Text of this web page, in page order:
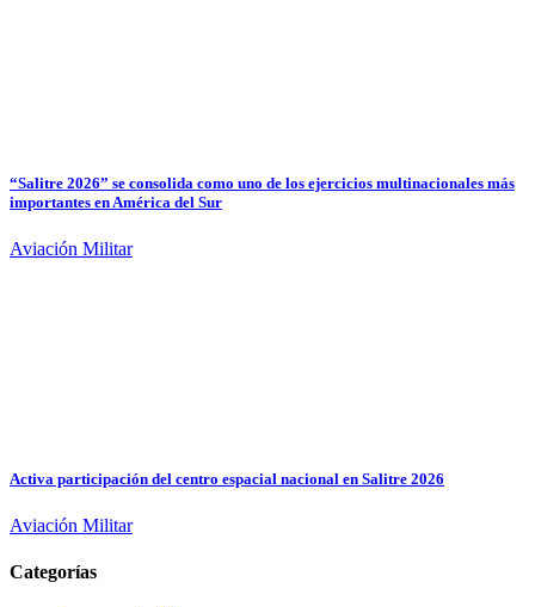
“Salitre 2026” se consolida como uno de los ejercicios multinacionales más
importantes en América del Sur
Aviación Militar
Activa participación del centro espacial nacional en Salitre 2026
Aviación Militar
Categorías